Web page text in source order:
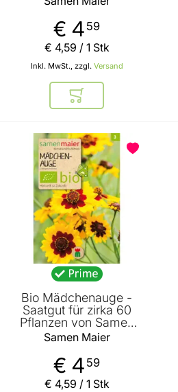
€ 4 59
Inkl. MwSt., zzgl. Versand
€ 4,59 / 1 Stk
In den Warenkorb
Bio Mädchenauge -
Saatgut für zirka 60
Pflanzen von Samen
Maier
Samen Maier
€ 4 59
€ 4,59 / 1 Stk